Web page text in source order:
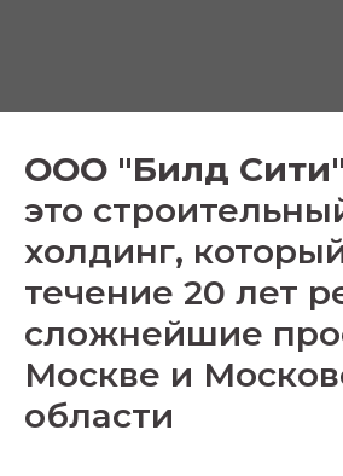
ООО "Билд Сити"
это
холдинг,
течение 20 лет
сложнейшие
Москве и
области